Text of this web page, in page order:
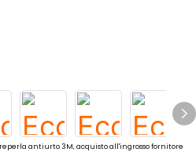
antiurto 3M, acquisto all'ingrosso fornitore